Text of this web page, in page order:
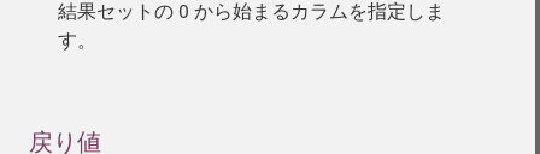
結果セットの 0 から始まるカラムを指定しま
す。
戻り値